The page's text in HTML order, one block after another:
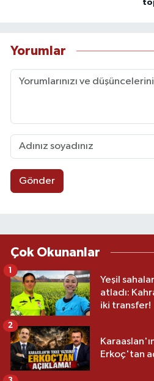
Yorumlar
Gönder
Çok Okunanlar
Yeşil
atladı:
iki transfer!
1
Erkoç'tan
2